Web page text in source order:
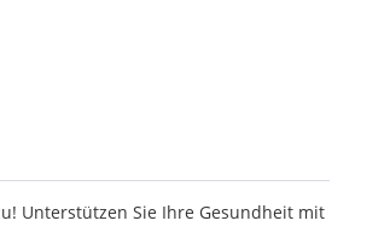
Unterstützen Sie Ihre Gesundheit mit